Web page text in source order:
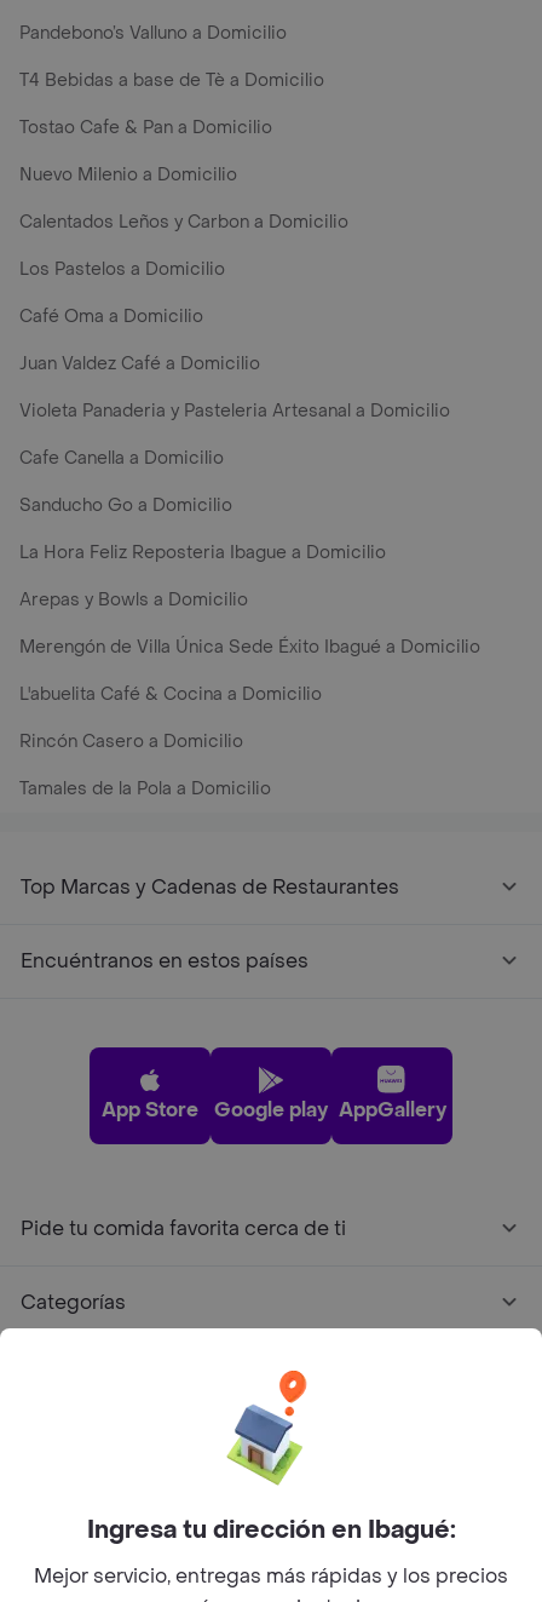
Pandebono’s Valluno a Domicilio
T4 Bebidas a base de Tè a Domicilio
Tostao Cafe & Pan a Domicilio
Nuevo Milenio a Domicilio
Calentados Leños y Carbon a Domicilio
Los Pastelos a Domicilio
Café Oma a Domicilio
Juan Valdez Café a Domicilio
Violeta Panaderia y Pasteleria Artesanal a Domicilio
Cafe Canella a Domicilio
Sanducho Go a Domicilio
La Hora Feliz Reposteria Ibague a Domicilio
Arepas y Bowls a Domicilio
Merengón de Villa Única Sede Éxito Ibagué a Domicilio
L'abuelita Café & Cocina a Domicilio
Rincón Casero a Domicilio
Tamales de la Pola a Domicilio
Top Marcas y Cadenas de Restaurantes
Encuéntranos en estos países
App Store Google play AppGallery
Pide tu comida favorita cerca de ti
Categorías
Facebook
Twitter
Instagram
©2026Rappi Inc. All rights reserved.
Ingresa tu dirección en Ibagué:
Mejor servicio, entregas más rápidas y los precios